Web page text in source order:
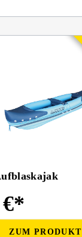
€*
ZUM PRODUKT